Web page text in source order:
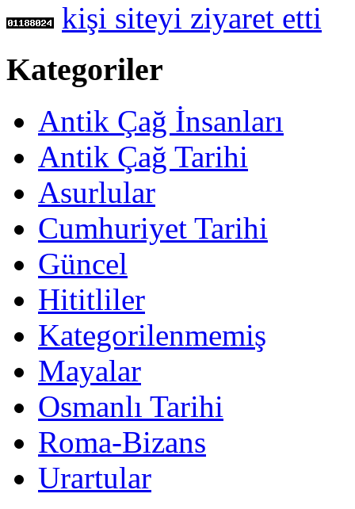
kişi siteyi ziyaret etti
Kategoriler
Antik Çağ İnsanları
Antik Çağ Tarihi
Asurlular
Cumhuriyet Tarihi
Güncel
Hititliler
Kategorilenmemiş
Mayalar
Osmanlı Tarihi
Roma-Bizans
Urartular